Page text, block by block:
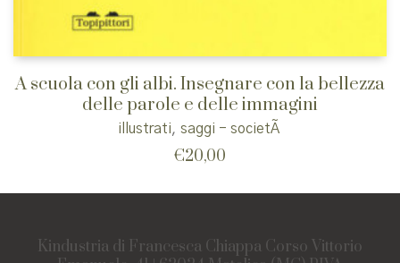
A scuola con gli albi. Insegnare con la bellezza
delle parole e delle immagini
illustrati, saggi - societÃ
€20,00
Kindustria di Francesca Chiappa Corso Vittorio